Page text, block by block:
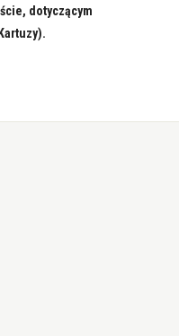
dotyczącym